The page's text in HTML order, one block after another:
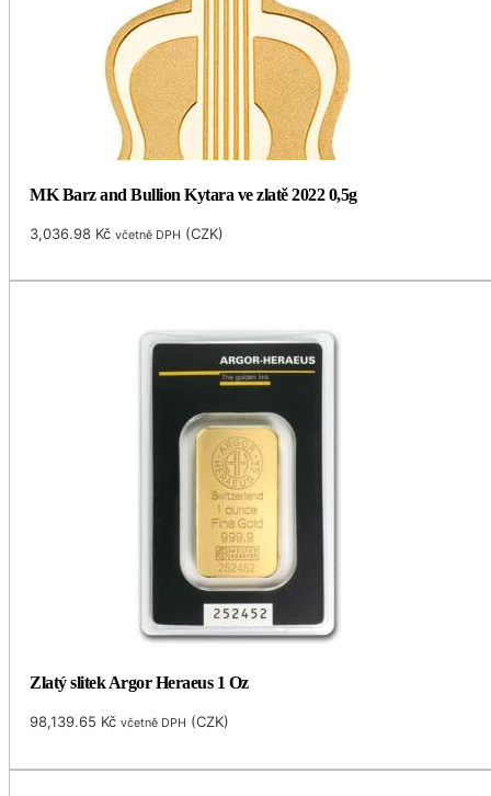
MK Barz and Bullion Kytara ve zlatě 2022 0,5g
3,036.98 Kč včetně DPH (CZK)
Zlatý slitek Argor Heraeus 1 Oz
98,139.65 Kč včetně DPH (CZK)